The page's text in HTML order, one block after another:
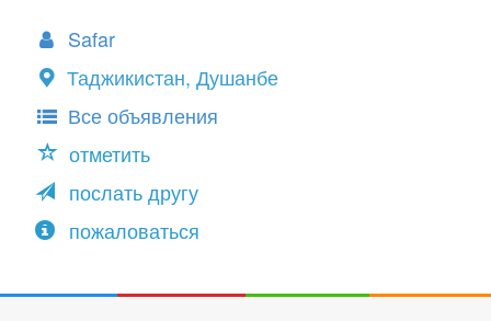
Safar
Таджикистан, Душанбе
Все объявления
отметить
послать другу
пожаловаться